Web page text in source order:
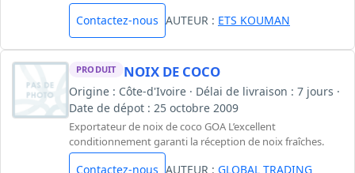
Contactez-nous AUTEUR : ETS KOUMAN
PRODUIT NOIX DE COCO
Origine : Côte-d'Ivoire · Délai de livraison : 7 jours ·
Date de dépot : 25 octobre 2009
Exportateur de noix de coco GOA L’excellent
conditionnement garanti la réception de noix fraîches.
Contactez-nous AUTEUR : GLOBAL TRADING